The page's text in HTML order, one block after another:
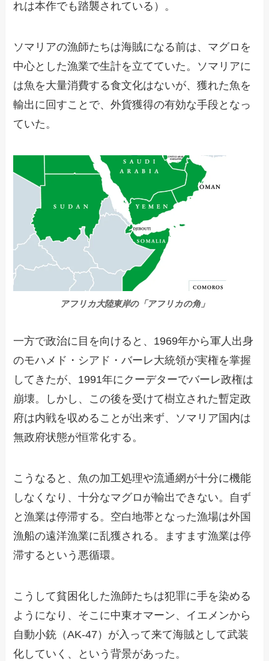
れは本作でも踏襲されている）。
ソマリアの漁師たちは海賊になる前は、マグロを
中心とした漁業で生計を立てていた。ソマリアに
は魚を大量消費する食文化はないが、獲れた魚を
輸出に回すことで、外貨獲得の有効な手段となっ
ていた。
アフリカ大陸東岸の「アフリカの角」
一方で政治に目を向けると、1969年から軍人出身
のモハメド・シアド・バーレ大統領が実権を掌握
してきたが、1991年にクーデターでバーレ政権は
崩壊。しかし、この後を受けて樹立された暫定政
府は内戦を収めることが出来ず、ソマリア国内は
無政府状態が恒常化する。
こうなると、魚の加工処理や流通網が十分に機能
しなくなり、十分なマグロが輸出できない。自ず
と漁業は停滞する。空白地帯となった漁場は外国
漁船の遠洋漁業に乱獲される。ますます漁業は停
滞するという悪循環。
こうして貧困化した漁師たちは犯罪に手を染める
ようになり、そこに中東オマーン、イエメンから
自動小銃（AK-47）が入って来て海賊として武装
化していく、という背景があった。